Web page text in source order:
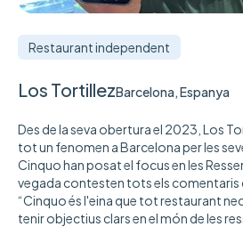
Restaurant independent
Los TortillezBarcelona, Espanya
Des de la seva obertura el 2023, Los
tot un fenomen a Barcelona per les
Cinquo han posat el focus en les
vegada contesten tots els comentaris
“Cinquo és l'eina que tot restaurant
tenir objectius clars en el món de les